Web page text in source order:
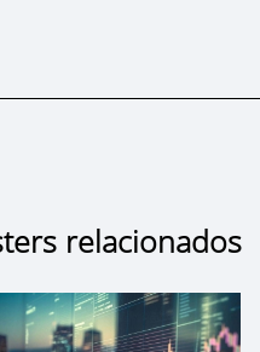
relacionados